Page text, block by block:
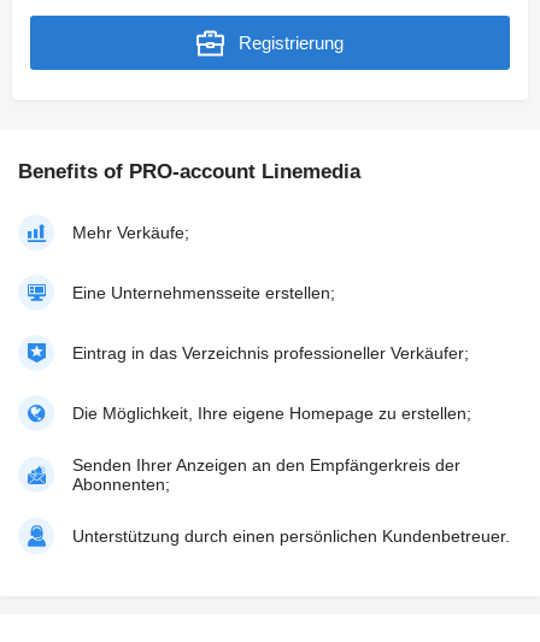
Registrierung
Benefits of PRO-account Linemedia
Mehr Verkäufe;
Eine Unternehmensseite erstellen;
Eintrag in das Verzeichnis professioneller Verkäufer;
Die Möglichkeit, Ihre eigene Homepage zu erstellen;
Senden Ihrer Anzeigen an den Empfängerkreis der
Abonnenten;
Unterstützung durch einen persönlichen Kundenbetreuer.